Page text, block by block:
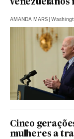
venezuelanos
AMANDA MARS |
Cinco
mulheres a